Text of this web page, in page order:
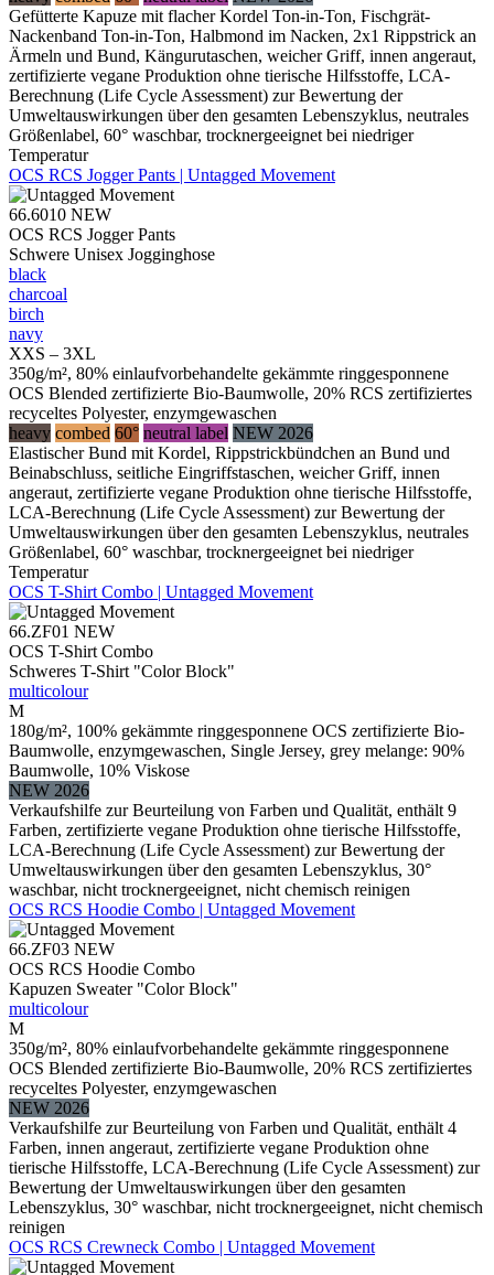
Gefütterte Kapuze mit flacher Kordel Ton-in-Ton, Fischgrät-
Nackenband Ton-in-Ton, Halbmond im Nacken, 2x1 Rippstrick an
Ärmeln und Bund, Kängurutaschen, weicher Griff, innen angeraut,
zertifizierte vegane Produktion ohne tierische Hilfsstoffe, LCA-
Berechnung (Life Cycle Assessment) zur Bewertung der
Umweltauswirkungen über den gesamten Lebenszyklus, neutrales
Größenlabel, 60° waschbar, trocknergeeignet bei niedriger
Temperatur
OCS RCS Jogger Pants | Untagged Movement
66.6010 NEW
OCS RCS Jogger Pants
Schwere Unisex Jogginghose
black
charcoal
birch
navy
XXS – 3XL
350g/m², 80% einlaufvorbehandelte gekämmte ringgesponnene
OCS Blended zertifizierte Bio-Baumwolle, 20% RCS zertifiziertes
recyceltes Polyester, enzymgewaschen
heavy combed 60° neutral label NEW 2026
Elastischer Bund mit Kordel, Rippstrickbündchen an Bund und
Beinabschluss, seitliche Eingriffstaschen, weicher Griff, innen
angeraut, zertifizierte vegane Produktion ohne tierische Hilfsstoffe,
LCA-Berechnung (Life Cycle Assessment) zur Bewertung der
Umweltauswirkungen über den gesamten Lebenszyklus, neutrales
Größenlabel, 60° waschbar, trocknergeeignet bei niedriger
Temperatur
OCS T-Shirt Combo | Untagged Movement
66.ZF01 NEW
OCS T-Shirt Combo
Schweres T-Shirt "Color Block"
multicolour
M
180g/m², 100% gekämmte ringgesponnene OCS zertifizierte Bio-
Baumwolle, enzymgewaschen, Single Jersey, grey melange: 90%
Baumwolle, 10% Viskose
NEW 2026
Verkaufshilfe zur Beurteilung von Farben und Qualität, enthält 9
Farben, zertifizierte vegane Produktion ohne tierische Hilfsstoffe,
LCA-Berechnung (Life Cycle Assessment) zur Bewertung der
Umweltauswirkungen über den gesamten Lebenszyklus, 30°
waschbar, nicht trocknergeeignet, nicht chemisch reinigen
OCS RCS Hoodie Combo | Untagged Movement
66.ZF03 NEW
OCS RCS Hoodie Combo
Kapuzen Sweater "Color Block"
multicolour
M
350g/m², 80% einlaufvorbehandelte gekämmte ringgesponnene
OCS Blended zertifizierte Bio-Baumwolle, 20% RCS zertifiziertes
recyceltes Polyester, enzymgewaschen
NEW 2026
Verkaufshilfe zur Beurteilung von Farben und Qualität, enthält 4
Farben, innen angeraut, zertifizierte vegane Produktion ohne
tierische Hilfsstoffe, LCA-Berechnung (Life Cycle Assessment) zur
Bewertung der Umweltauswirkungen über den gesamten
Lebenszyklus, 30° waschbar, nicht trocknergeeignet, nicht chemisch
reinigen
OCS RCS Crewneck Combo | Untagged Movement